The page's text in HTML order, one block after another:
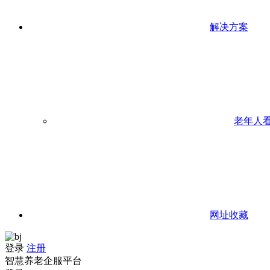
解决方案
老年人
网址收藏
登录 注册
智慧养老企服平台